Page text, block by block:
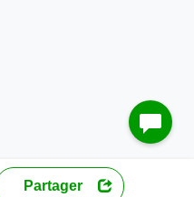
OpenStreetMap contributors
Partager